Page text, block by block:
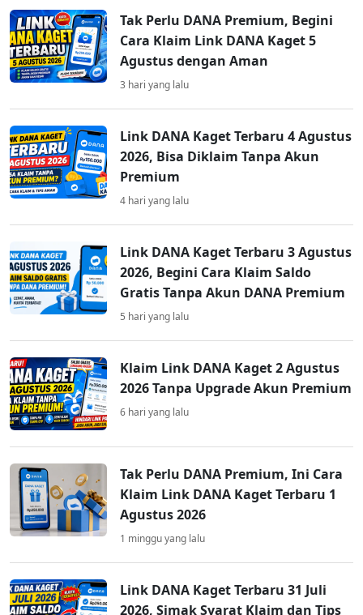
Tak Perlu DANA Premium, Begini
Cara Klaim Link DANA Kaget 5
Agustus dengan Aman
3 hari yang lalu
Link DANA Kaget Terbaru 4 Agustus
2026, Bisa Diklaim Tanpa Akun
Premium
4 hari yang lalu
Link DANA Kaget Terbaru 3 Agustus
2026, Begini Cara Klaim Saldo
Gratis Tanpa Akun DANA Premium
5 hari yang lalu
Klaim Link DANA Kaget 2 Agustus
2026 Tanpa Upgrade Akun Premium
6 hari yang lalu
Tak Perlu DANA Premium, Ini Cara
Klaim Link DANA Kaget Terbaru 1
Agustus 2026
1 minggu yang lalu
Link DANA Kaget Terbaru 31 Juli
2026, Simak Syarat Klaim dan Tips